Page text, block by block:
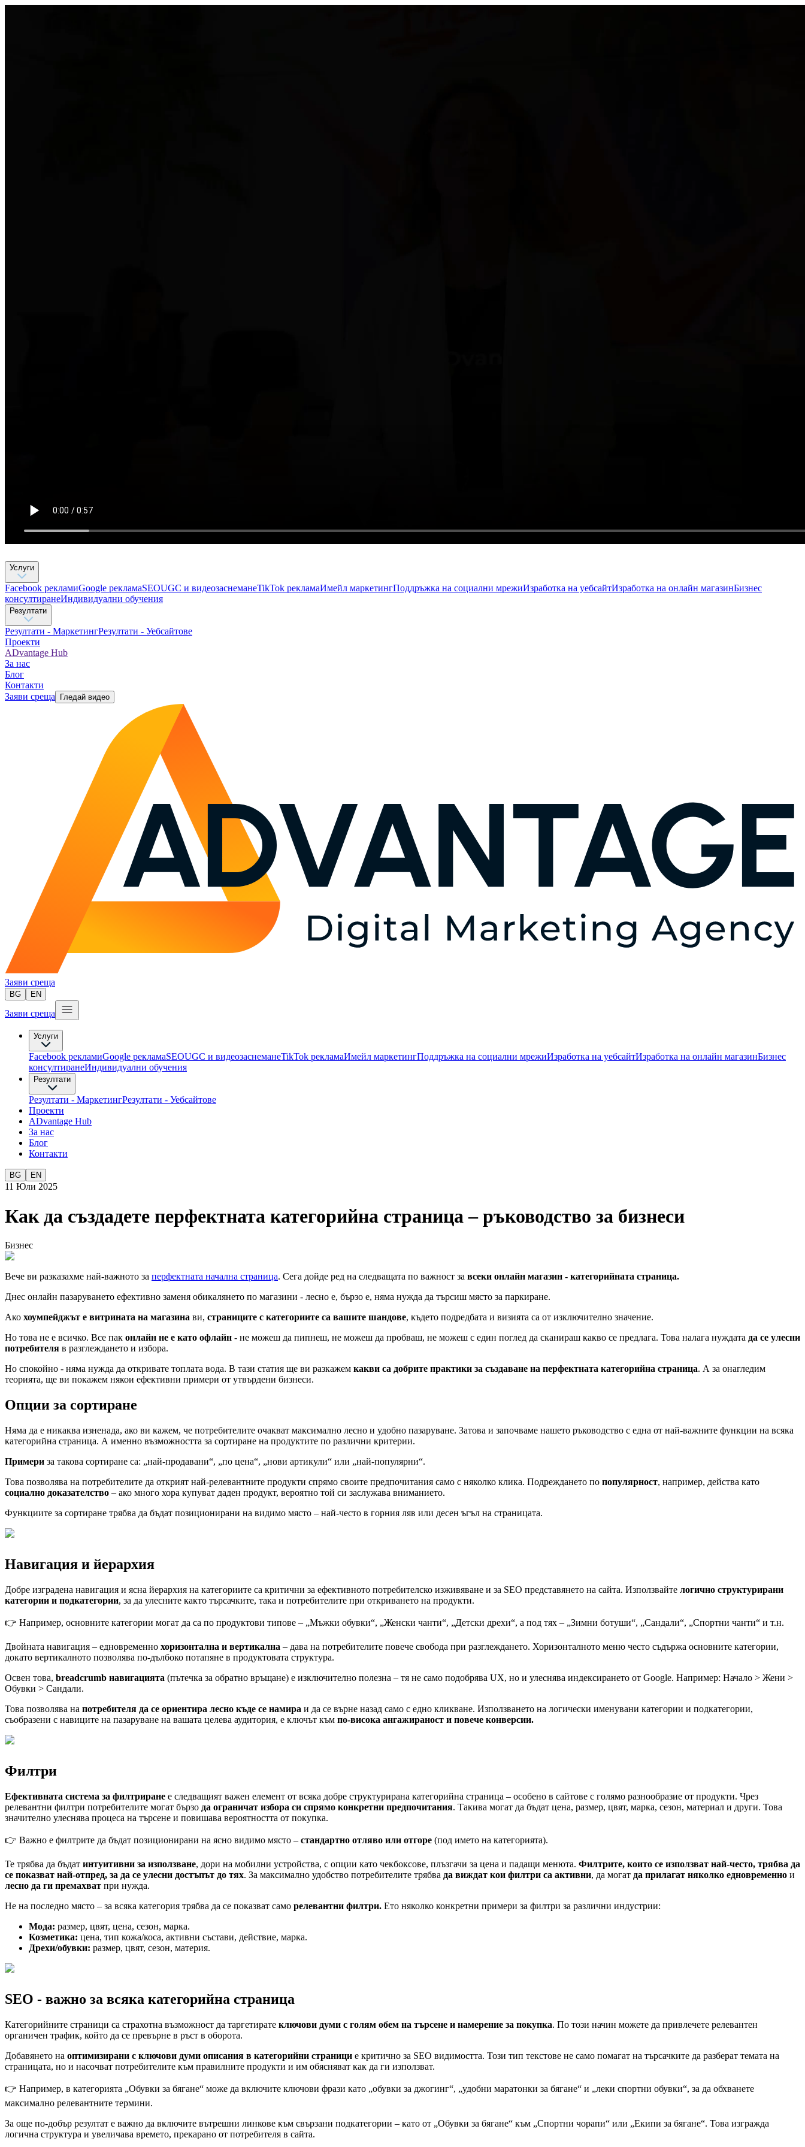
Услуги
Facebook рекламиGoogle рекламаSEOUGC и видеозаснеманеTikTok рекламaИмейл маркетингПоддръжка на социални мрежиИзработка на уебсайтИзработка на онлайн магазинБизнес
консултиране​Индивидуални обучения
Резултати
Резултати - МаркетингРезултати - Уебсайтове
Проекти
ADvantage Hub
За нас
Блог
Контакти
Заяви среща
Гледай видео
Заяви среща
BG EN
Заяви среща
Услуги
Facebook рекламиGoogle рекламаSEOUGC и видеозаснеманеTikTok рекламaИмейл маркетингПоддръжка на социални мрежиИзработка на уебсайтИзработка на онлайн магазинБизнес
консултиране​Индивидуални обучения
Резултати
Резултати - МаркетингРезултати - Уебсайтове
Проекти
ADvantage Hub
За нас
Блог
Контакти
BG EN
11 Юли 2025
Как да създадете перфектната категорийна страница – ръководство за бизнеси
Бизнес
Вече ви разказахме най-важното за перфектната начална страница. Сега дойде ред на следващата по важност за всеки онлайн магазин - категорийната страница.
Днес онлайн пазаруването ефективно заменя обикалянето по магазини - лесно е, бързо е, няма нужда да търсиш място за паркиране.
Ако хоумпейджът е витрината на магазина ви, страниците с категориите са вашите шандове, където подредбата и визията са от изключително значение.
Но това не е всичко. Все пак онлайн не е като офлайн - не можеш да пипнеш, не можеш да пробваш, не можеш с един поглед да сканираш какво се предлага. Това налага нуждата да се улесни
потребителя в разглеждането и избора.
Но спокойно - няма нужда да откривате топлата вода. В тази статия ще ви разкажем какви са добрите практики за създаване на перфектната категорийна страница. А за онагледим
теорията, ще ви покажем някои ефективни примери от утвърдени бизнеси.
Опции за сортиране
Няма да е никаква изненада, ако ви кажем, че потребителите очакват максимално лесно и удобно пазаруване. Затова и започваме нашето ръководство с една от най-важните функции на всяка
категорийна страница. А именно възможността за сортиране на продуктите по различни критерии.
Примери за такова сортиране са: „най-продавани“, „по цена“, „нови артикули“ или „най-популярни“.
Това позволява на потребителите да открият най-релевантните продукти спрямо своите предпочитания само с няколко клика. Подреждането по популярност, например, действа като
социално доказателство – ако много хора купуват даден продукт, вероятно той си заслужава вниманието.
Функциите за сортиране трябва да бъдат позиционирани на видимо място – най-често в горния ляв или десен ъгъл на страницата.
Навигация и йерархия
Добре изградена навигация и ясна йерархия на категориите са критични за ефективното потребителско изживяване и за SEO представянето на сайта. Използвайте логично структурирани
категории и подкатегории, за да улесните както търсачките, така и потребителите при откриването на продукти.
👉 Например, основните категории могат да са по продуктови типове – „Мъжки обувки“, „Женски чанти“, „Детски дрехи“, а под тях – „Зимни ботуши“, „Сандали“, „Спортни чанти“ и т.н.
Двойната навигация – едновременно хоризонтална и вертикална – дава на потребителите повече свобода при разглеждането. Хоризонталното меню често съдържа основните категории,
докато вертикалното позволява по-дълбоко потапяне в продуктовата структура.
Освен това, breadcrumb навигацията (пътечка за обратно връщане) е изключително полезна – тя не само подобрява UX, но и улеснява индексирането от Google. Например: Начало > Жени >
Обувки > Сандали.
Това позволява на потребителя да се ориентира лесно къде се намира и да се върне назад само с едно кликване. Използването на логически именувани категории и подкатегории,
съобразени с навиците на пазаруване на вашата целева аудитория, е ключът към по-висока ангажираност и повече конверсии.
Филтри
Ефективната система за филтриране е следващият важен елемент от всяка добре структурирана категорийна страница – особено в сайтове с голямо разнообразие от продукти. Чрез
релевантни филтри потребителите могат бързо да ограничат избора си спрямо конкретни предпочитания. Такива могат да бъдат цена, размер, цвят, марка, сезон, материал и други. Това
значително улеснява процеса на търсене и повишава вероятността от покупка.
👉 Важно е филтрите да бъдат позиционирани на ясно видимо място – стандартно отляво или отгоре (под името на категорията).
Те трябва да бъдат интуитивни за използване, дори на мобилни устройства, с опции като чекбоксове, плъзгачи за цена и падащи менюта. Филтрите, които се използват най-често, трябва да
се показват най-отпред, за да се улесни достъпът до тях. За максимално удобство потребителите трябва да виждат кои филтри са активни, да могат да прилагат няколко едновременно и
лесно да ги премахват при нужда.
Не на последно място – за всяка категория трябва да се показват само релевантни филтри. Ето няколко конкретни примери за филтри за различни индустрии:
Мода: размер, цвят, цена, сезон, марка.
Козметика: цена, тип кожа/коса, активни състави, действие, марка.
Дрехи/обувки: размер, цвят, сезон, материя.
SEO - важно за всяка категорийна страница
Категорийните страници са страхотна възможност да таргетирате ключови думи с голям обем на търсене и намерение за покупка. По този начин можете да привлечете релевантен
органичен трафик, който да се превърне в ръст в оборота.
Добавянето на оптимизирани с ключови думи описания в категорийни страници е критично за SEO видимостта. Този тип текстове не само помагат на търсачките да разберат темата на
страницата, но и насочват потребителите към правилните продукти и им обясняват как да ги използват.
👉 Например, в категорията „Обувки за бягане“ може да включите ключови фрази като „обувки за джогинг“, „удобни маратонки за бягане“ и „леки спортни обувки“, за да обхванете
максимално релевантните термини.
За още по-добър резултат е важно да включите вътрешни линкове към свързани подкатегории – като от „Обувки за бягане“ към „Спортни чорапи“ или „Екипи за бягане“. Това изгражда
логична структура и увеличава времето, прекарано от потребителя в сайта.